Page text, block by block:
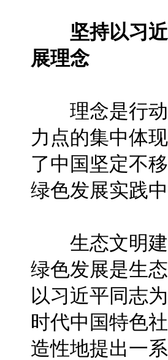
坚持以习
展理念
理念是行动
力点的集中体
了中国坚定不
绿色发展实践
生态文明建
绿色发展是生
以习近平同志
时代中国特色
造性地提出一